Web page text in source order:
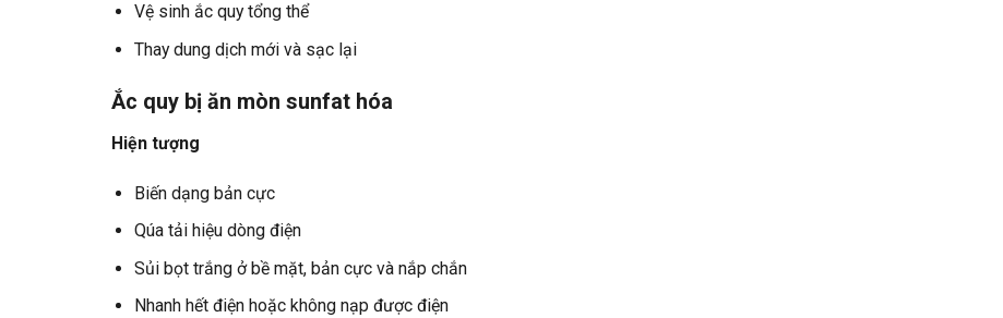
Vệ sinh ắc quy tổng thể
Thay dung dịch mới và sạc lại
Ắc quy bị ăn mòn sunfat hóa
Hiện tượng
Biến dạng bản cực
Qúa tải hiệu dòng điện
Sủi bọt trắng ở bề mặt, bản cực và nắp chắn
Nhanh hết điện hoặc không nạp được điện